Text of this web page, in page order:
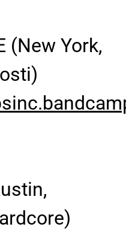
(New York,